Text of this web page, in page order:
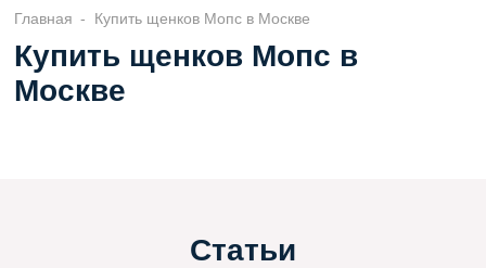
Главная Купить щенков Мопс в Москве
Купить щенков Мопс в
Москве
Статьи